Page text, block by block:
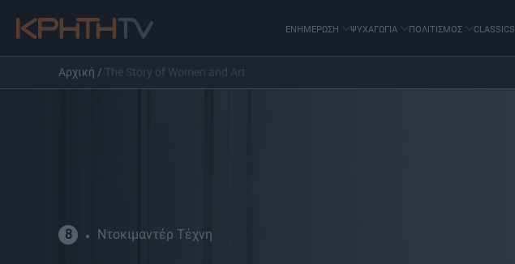
ΕΝΗΜΕΡΩΣΗ ΨΥΧΑΓΩΓΙΑ ΠΟΛΙΤΙΣΜΟΣ CLASSICS
Αρχική / The Story of Women and Art
8 Ντοκιμαντέρ Τέχνη